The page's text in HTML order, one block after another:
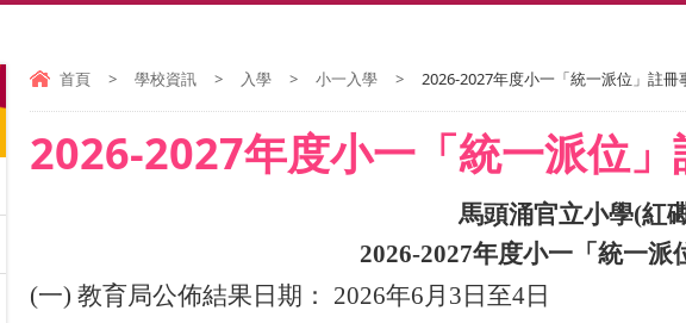
首頁 > 學校資訊 > 入學 > 小一入學 > 2026-2027年度小一「統一派位」註冊
2026-2027年度小一「統一派位」
馬頭涌官立小學(紅
2026-2027年度小一「統一派
(一)教育局公佈結果日期： 2026年6月 3 日至4日